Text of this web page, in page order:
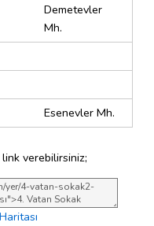
Demetevler
Mh.
Esenevler Mh.
verebilirsiniz;